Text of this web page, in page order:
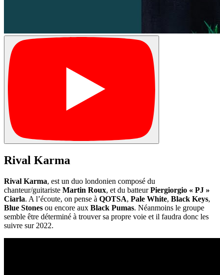
Rival Karma
Rival Karma, est un duo londonien composé du
chanteur/guitariste Martin Roux, et du batteurPiergiorgio « PJ »
Ciarla. A l’écoute, on pense à QOTSA, Pale White, Black Keys,
Blue Stones ou encore aux Black Pumas. Néanmoins le groupe
semble être déterminé à trouver sa propre voie et il faudra donc les
suivre sur 2022.